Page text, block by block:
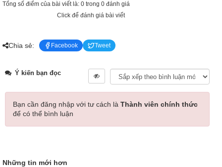
Tổng số điểm của bài viết là: 0 trong 0 đánh giá
Click để đánh giá bài viết
Chia sẻ: Facebook Tweet
Ý kiến bạn đọc
Bạn cần đăng nhập với tư cách là Thành viên chính thức
để có thể bình luận
Những tin mới hơn